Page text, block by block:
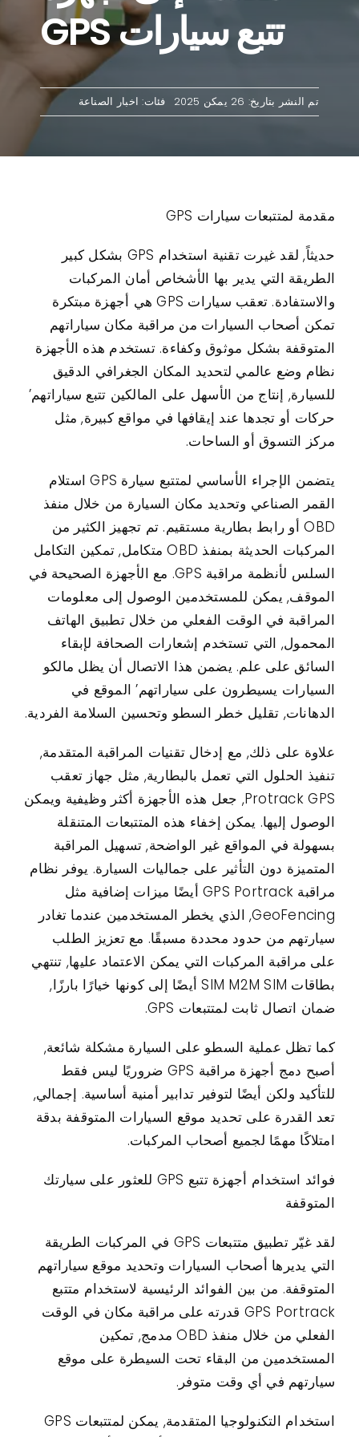
اتصال
حالات الاستخدام
تتبع سيارات GPS
تم النشر بتاريخ: 26 يمكن 2025 فئات: اخبار الصناعة
مقدمة لمتتبعات سيارات GPS
حديثاً, لقد غيرت تقنية استخدام GPS بشكل كبير
الطريقة التي يدير بها الأشخاص أمان المركبات
والاستفادة. تعقب سيارات GPS هي أجهزة مبتكرة
تمكن أصحاب السيارات من مراقبة مكان سياراتهم
المتوقفة بشكل موثوق وكفاءة. تستخدم هذه الأجهزة
نظام وضع عالمي لتحديد المكان الجغرافي الدقيق
للسيارة, إنتاج من الأسهل على المالكين تتبع سياراتهم’
حركات أو تجدها عند إيقافها في مواقع كبيرة, مثل
مركز التسوق أو الساحات.
يتضمن الإجراء الأساسي لمتتبع سيارة GPS استلام
القمر الصناعي وتحديد مكان السيارة من خلال منفذ
OBD أو رابط بطارية مستقيم. تم تجهيز الكثير من
المركبات الحديثة بمنفذ OBD متكامل, تمكين التكامل
السلس لأنظمة مراقبة GPS. مع الأجهزة الصحيحة في
الموقف, يمكن للمستخدمين الوصول إلى معلومات
المراقبة في الوقت الفعلي من خلال تطبيق الهاتف
المحمول, التي تستخدم إشعارات الصحافة لإبقاء
السائق على علم. يضمن هذا الاتصال أن يظل مالكو
السيارات يسيطرون على سياراتهم’ الموقع في
الدهانات, تقليل خطر السطو وتحسين السلامة الفردية.
علاوة على ذلك, مع إدخال تقنيات المراقبة المتقدمة,
تنفيذ الحلول التي تعمل بالبطارية, مثل جهاز تعقب
Protrack GPS, جعل هذه الأجهزة أكثر وظيفية ويمكن
الوصول إليها. يمكن إخفاء هذه المتتبعات المتنقلة
بسهولة في المواقع غير الواضحة, تسهيل المراقبة
المتميزة دون التأثير على جماليات السيارة. يوفر نظام
مراقبة GPS Portrack أيضًا ميزات إضافية مثل
GeoFencing, الذي يخطر المستخدمين عندما تغادر
سيارتهم من حدود محددة مسبقًا. مع تعزيز الطلب
على مراقبة المركبات التي يمكن الاعتماد عليها, تنتهي
بطاقات SIM M2M SIM أيضًا إلى كونها خيارًا بارزًا,
ضمان اتصال ثابت لمتتبعات GPS.
كما تظل عملية السطو على السيارة مشكلة شائعة,
أصبح دمج أجهزة مراقبة GPS ضروريًا ليس فقط
للتأكيد ولكن أيضًا لتوفير تدابير أمنية أساسية. إجمالي,
تعد القدرة على تحديد موقع السيارات المتوقفة بدقة
امتلاكًا مهمًا لجميع أصحاب المركبات.
فوائد استخدام أجهزة تتبع GPS للعثور على سيارتك
المتوقفة
لقد غيّر تطبيق متتبعات GPS في المركبات الطريقة
التي يديرها أصحاب السيارات وتحديد موقع سياراتهم
المتوقفة. من بين الفوائد الرئيسية لاستخدام متتبع
GPS Portrack قدرته على مراقبة مكان في الوقت
الفعلي من خلال منفذ OBD مدمج, تمكين
المستخدمين من البقاء تحت السيطرة على موقع
سيارتهم في أي وقت متوفر.
استخدام التكنولوجيا المتقدمة, يمكن لمتتبعات GPS